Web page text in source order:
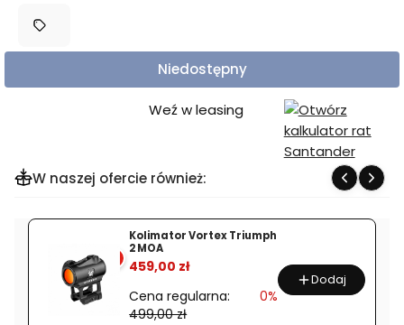
Niedostępny
Weź w leasing
W naszej ofercie również:
Kolimator Vortex Triumph
2 MOA
459,00 zł
Cena regularna:
499,00 zł
0%
Dodaj